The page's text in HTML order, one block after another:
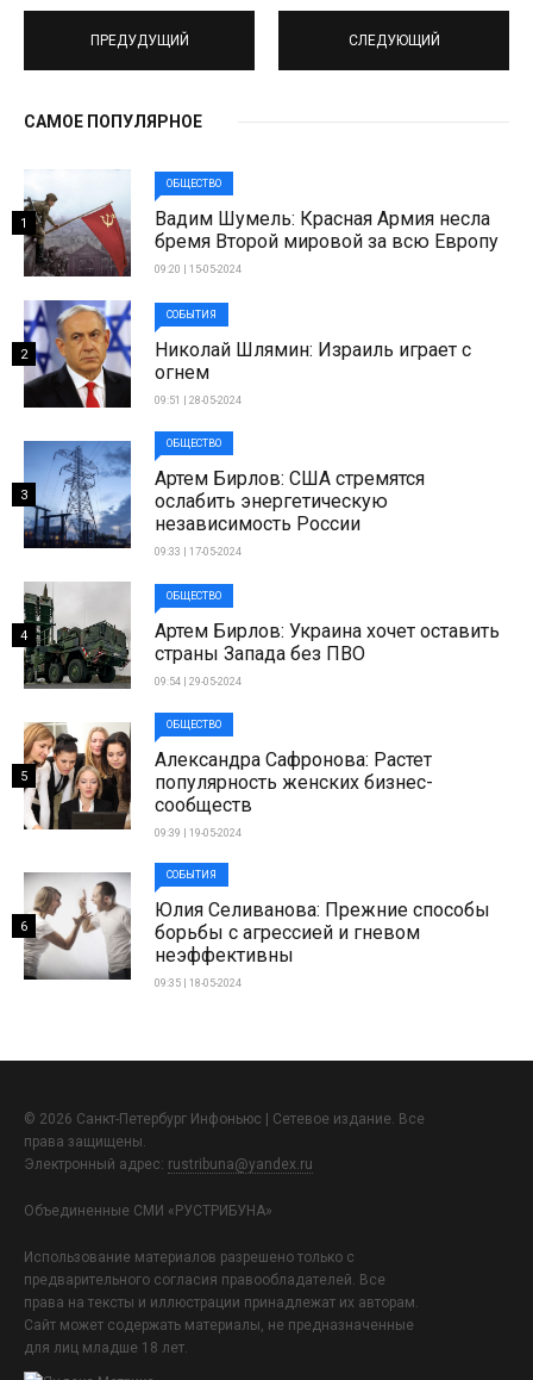
ПРЕДУДУЩИЙ СЛЕДУЮЩИЙ
САМОЕ ПОПУЛЯРНОЕ
ОБЩЕСТВО
Вадим Шумель: Красная Армия несла
бремя Второй мировой за всю Европу
09:20 | 15-05-2024
1
СОБЫТИЯ
Николай Шлямин: Израиль играет с
огнем
09:51 | 28-05-2024
2
ОБЩЕСТВО
Артем Бирлов: США стремятся
ослабить энергетическую
независимость России
09:33 | 17-05-2024
3
ОБЩЕСТВО
Артем Бирлов: Украина хочет оставить
страны Запада без ПВО
09:54 | 29-05-2024
4
ОБЩЕСТВО
Александра Сафронова: Растет
популярность женских бизнес-
сообществ
09:39 | 19-05-2024
5
СОБЫТИЯ
Юлия Селиванова: Прежние способы
борьбы с агрессией и гневом
неэффективны
09:35 | 18-05-2024
6
© 2026 Санкт-Петербург Инфоньюс | Сетевое издание. Все
права защищены.
Электронный адрес: rustribuna@yandex.ru
Объединенные СМИ «РУСТРИБУНА»
Использование материалов разрешено только с
предварительного согласия правообладателей. Все
права на тексты и иллюстрации принадлежат их авторам.
Сайт может содержать материалы, не предназначенные
для лиц младше 18 лет.